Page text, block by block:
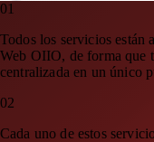
01
Todos los servicios están
Web OIIO, de forma que
centralizada en un único
02
Cada uno de estos